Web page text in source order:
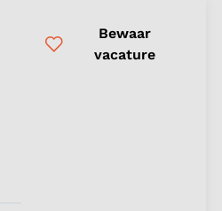
Bewaar
vacature